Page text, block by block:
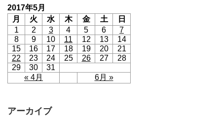
2017年5月
月
火 水 木 金 土 日
« 4月 6月 »
1 2 3 4 5 6
7
8
9 10 11 12 13
14
15
16 17 18 19 20
21
22
23 24 25 26 27
28
29
30 31
アーカイブ